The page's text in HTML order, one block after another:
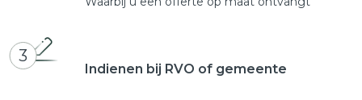
3
Indienen bij RVO of gemeente